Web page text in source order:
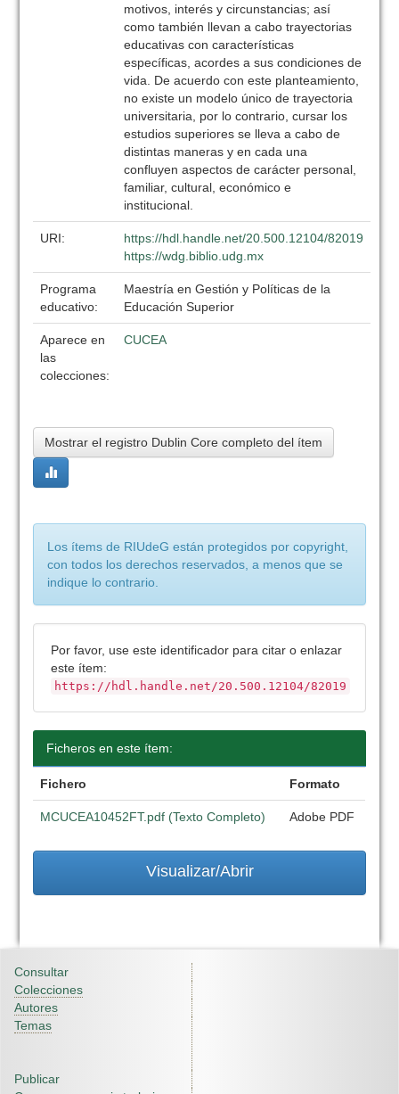
URI:
https://hdl.handle.net/20.500.12104/82019
https://wdg.biblio.udg.mx
Programa
educativo:
Maestría en Gestión y Políticas de la
Educación Superior
Aparece en
las
colecciones:
CUCEA
Mostrar el registro Dublin Core completo del ítem
Los ítems de RIUdeG están protegidos por copyright,
con todos los derechos reservados, a menos que se
indique lo contrario.
Por favor, use este identificador para citar o enlazar
este ítem:
https://hdl.handle.net/20.500.12104/82019
Ficheros en este ítem:
Fichero Formato
MCUCEA10452FT.pdf (Texto Completo) Adobe PDF
Visualizar/Abrir
Consultar
Colecciones
Autores
Temas
Publicar